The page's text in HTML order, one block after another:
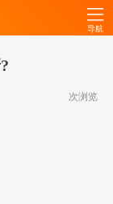
导航
次浏览